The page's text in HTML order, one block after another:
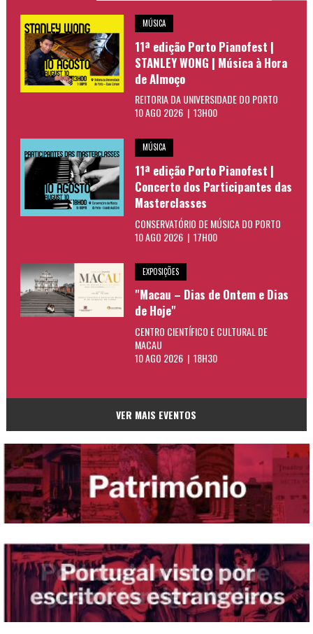
MÚSICA
11ª edição Porto Pianofest |
STANLEY WONG | Música à Hora
de Almoço
REITORIA DA UNIVERSIDADE DO PORTO
10 AGO 2026 | 13H00
MÚSICA
11ª edição Porto Pianofest |
Concerto dos Participantes das
Masterclasses
CONSERVATÓRIO DE MÚSICA DO PORTO
10 AGO 2026 | 17H00
EXPOSIÇÕES
"Macau – Dias de Ontem e Dias
de Hoje"
CENTRO CIENTÍFICO E CULTURAL DE
MACAU
10 AGO 2026 | 18H30
VER MAIS EVENTOS